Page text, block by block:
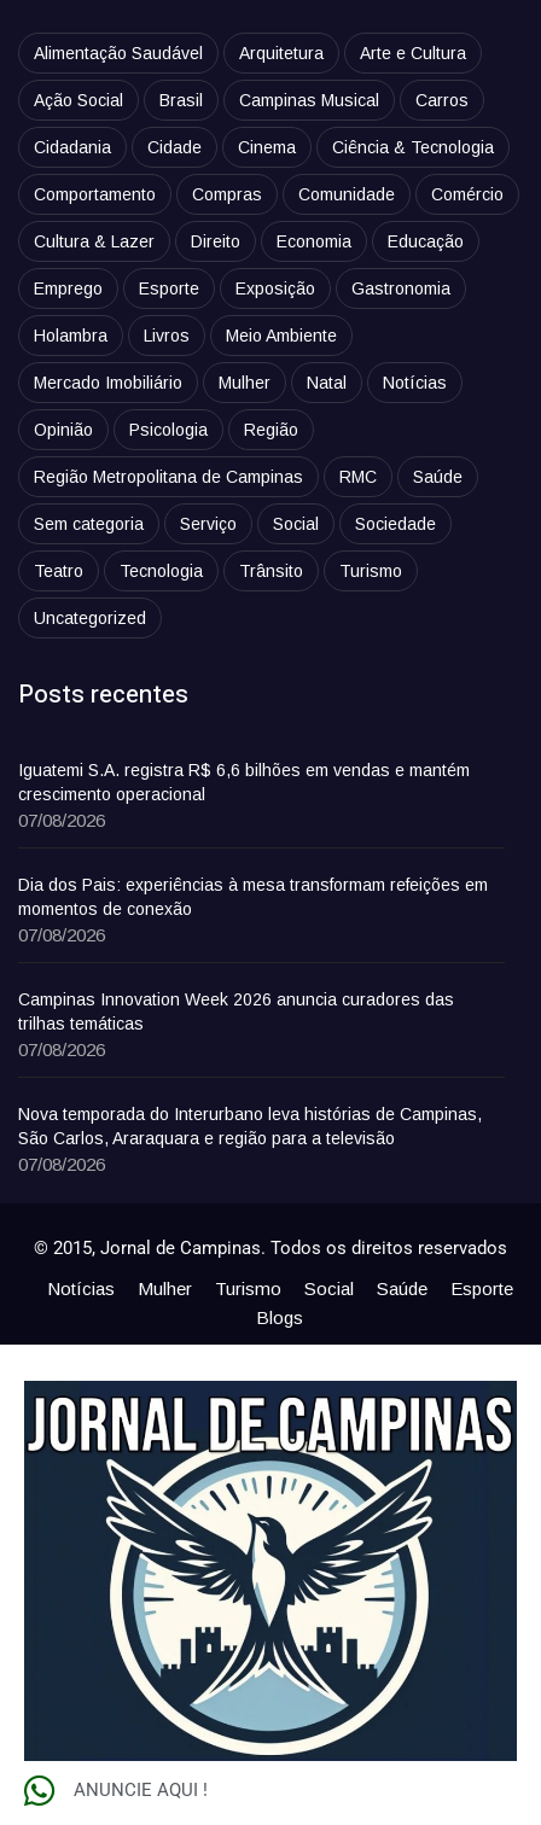
Alimentação Saudável Arquitetura Arte e Cultura
Ação Social Brasil Campinas Musical Carros
Cidadania Cidade Cinema Ciência & Tecnologia
Comportamento Compras Comunidade Comércio
Cultura & Lazer Direito Economia Educação
Emprego Esporte Exposição Gastronomia
Holambra Livros Meio Ambiente
Mercado Imobiliário Mulher Natal Notícias
Opinião Psicologia Região
Região Metropolitana de Campinas RMC Saúde
Sem categoria Serviço Social Sociedade
Teatro Tecnologia Trânsito Turismo
Uncategorized
Posts recentes
Iguatemi S.A. registra R$ 6,6 bilhões em vendas e mantém
crescimento operacional
07/08/2026
Dia dos Pais: experiências à mesa transformam refeições em
momentos de conexão
07/08/2026
Campinas Innovation Week 2026 anuncia curadores das
trilhas temáticas
07/08/2026
Nova temporada do Interurbano leva histórias de Campinas,
São Carlos, Araraquara e região para a televisão
07/08/2026
© 2015, Jornal de Campinas. Todos os direitos reservados
Notícias Mulher Turismo Social Saúde
Esporte
Blogs
ANUNCIE AQUI !